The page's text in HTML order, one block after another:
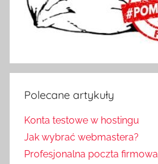
Polecane artykuły
Konta testowe w hostingu
Jak wybrać webmastera?
Profesjonalna poczta firmowa